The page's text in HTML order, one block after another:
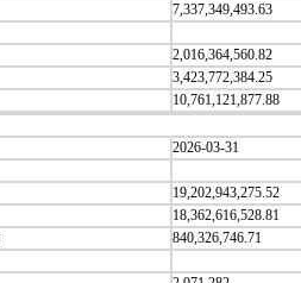
7,337,349,493.63
2,016,364,560.82
3,423,772,384.25
10,761,121,877.88
2026-03-31
19,202,943,275.52
18,362,616,528.81
840,326,746.71